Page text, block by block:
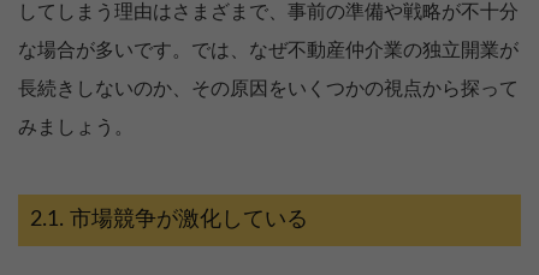
してしまう理由はさまざまで、事前の準備や戦略が不十分
な場合が多いです。では、なぜ不動産仲介業の独立開業が
長続きしないのか、その原因をいくつかの視点から探って
みましょう。
市場競争が激化している